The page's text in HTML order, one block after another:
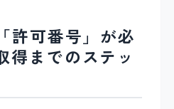
許可番号」が必
得までのステッ